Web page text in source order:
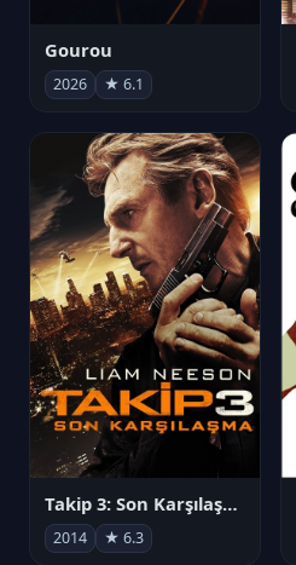
Gourou
2026 ★ 6.1
Takip 3: Son Karşılaşma
2014 ★ 6.3